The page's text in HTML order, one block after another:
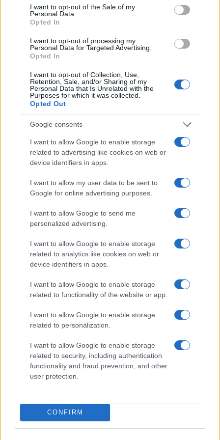
consent section.
I want to opt-out of the Sale of my
Personal Data.
Opted In
I want to opt-out of processing my
Personal Data for Targeted Advertising.
Opted In
I want to opt-out of Collection, Use,
Retention, Sale, and/or Sharing of my
Personal Data that Is Unrelated with the
Purposes for which it was collected.
Opted Out
Google consents
I want to allow Google to enable storage
related to advertising like cookies on web or
device identifiers in apps.
I want to allow my user data to be sent to
Google for online advertising purposes.
I want to allow Google to send me
personalized advertising.
I want to allow Google to enable storage
related to analytics like cookies on web or
device identifiers in apps.
I want to allow Google to enable storage
related to functionality of the website or app.
I want to allow Google to enable storage
related to personalization.
I want to allow Google to enable storage
related to security, including authentication
functionality and fraud prevention, and other
user protection.
CONFIRM
Roma, Meloni sulla camionetta
dell’esercito lascia spazio a
2 anni fa
OPEN ARMS Giorgia Meloni
6 anni fa
Giorgia Meloni
ARTICOLI CORRELATI
Roma, Meloni sulla camionetta dell’esercito lascia
OPEN ARMS Giorgia Meloni difende Matteo Salvini
di Willy